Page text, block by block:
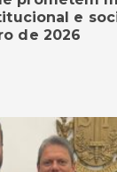
e
de 2026